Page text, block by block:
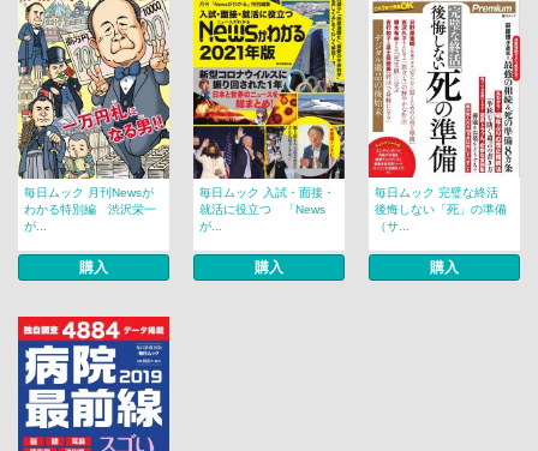
毎日ムック 月刊Newsが
わかる特別編 渋沢栄一
が...
購入
毎日ムック 入試・面接・
就活に役立つ 「News
が...
購入
毎日ムック 完璧な終活
後悔しない「死」の準備
（サ...
購入